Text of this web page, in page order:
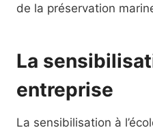
de la préservation
La
entreprise
La sensibilisation à